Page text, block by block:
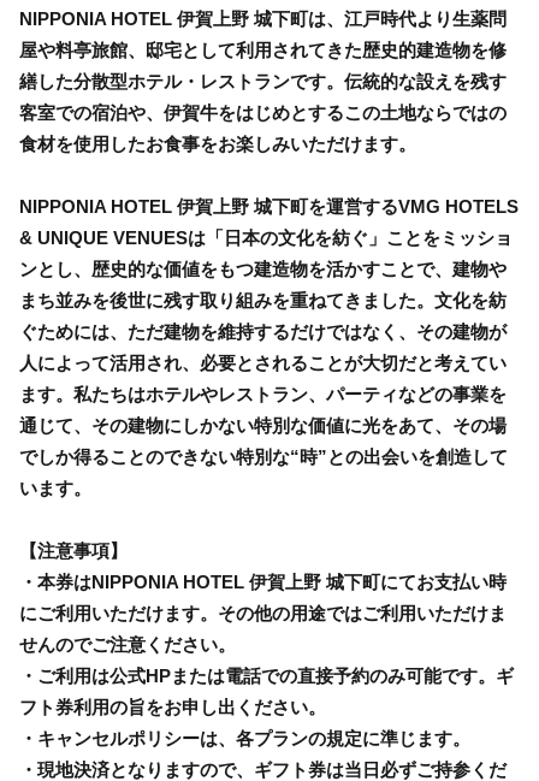
NIPPONIA HOTEL 伊賀上野 城下町は、江戸時代より生薬問
屋や料亭旅館、邸宅として利用されてきた歴史的建造物を修
繕した分散型ホテル・レストランです。伝統的な設えを残す
客室での宿泊や、伊賀牛をはじめとするこの土地ならではの
食材を使用したお食事をお楽しみいただけます。
NIPPONIA HOTEL 伊賀上野 城下町を運営するVMG HOTELS
& UNIQUE VENUESは「日本の文化を紡ぐ」ことをミッショ
ンとし、歴史的な価値をもつ建造物を活かすことで、建物や
まち並みを後世に残す取り組みを重ねてきました。文化を紡
ぐためには、ただ建物を維持するだけではなく、その建物が
人によって活用され、必要とされることが大切だと考えてい
ます。私たちはホテルやレストラン、パーティなどの事業を
通じて、その建物にしかない特別な価値に光をあて、その場
でしか得ることのできない特別な“時”との出会いを創造して
います。
【注意事項】
・本券はNIPPONIA HOTEL 伊賀上野 城下町にてお支払い時
にご利用いただけます。その他の用途ではご利用いただけま
せんのでご注意ください。
・ご利用は公式HPまたは電話での直接予約のみ可能です。ギ
フト券利用の旨をお申し出ください。
・キャンセルポリシーは、各プランの規定に準じます。
・現地決済となりますので、ギフト券は当日必ずご持参くだ